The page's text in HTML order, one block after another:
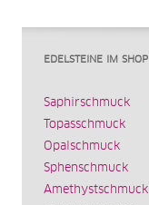
EDELSTEINE IM SHOP
Saphirschmuck
Topasschmuck
Opalschmuck
Sphenschmuck
Amethystschmuck